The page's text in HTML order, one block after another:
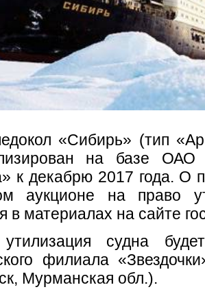
«Сибирь» (тип
на базе ОАО
к декабрю 2017 года. О
аукционе на право
в материалах на сайте
судна
филиала
Мурманская обл.).